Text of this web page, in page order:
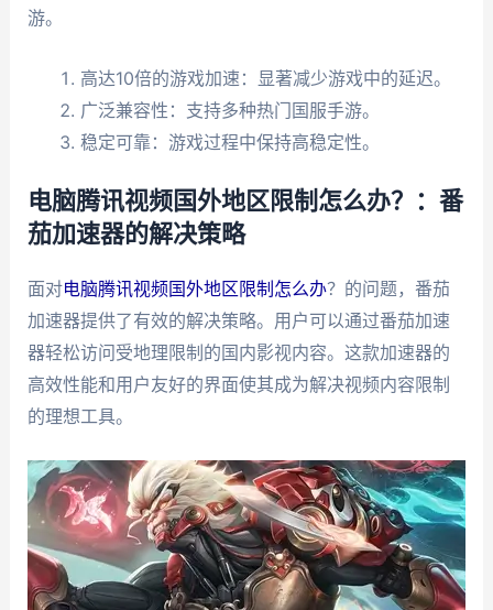
游。
高达10倍的游戏加速：显著减少游戏中的延迟。
广泛兼容性：支持多种热门国服手游。
稳定可靠：游戏过程中保持高稳定性。
电脑腾讯视频国外地区限制怎么办？：番
茄加速器的解决策略
面对电脑腾讯视频国外地区限制怎么办？的问题，番茄
加速器提供了有效的解决策略。用户可以通过番茄加速
器轻松访问受地理限制的国内影视内容。这款加速器的
高效性能和用户友好的界面使其成为解决视频内容限制
的理想工具。